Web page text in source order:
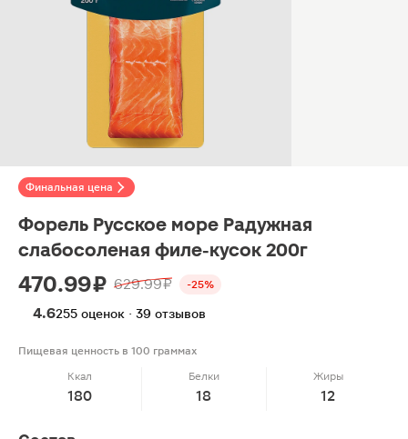
Финальная цена
Форель Русское море Радужная
слабосоленая филе-кусок 200г
470.99 ₽ 629.99 ₽ -25%
4.6255 оценок · 39 отзывов
Пищевая ценность в 100 граммах
Ккал
180
Белки
18
Жиры
12